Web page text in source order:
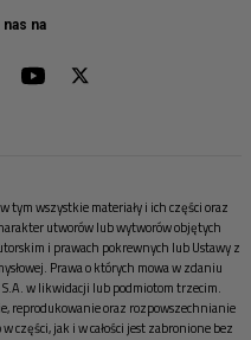
na
tym wszystkie materiały i ich części oraz
utworów lub wytworów objętych
i prawach pokrewnych lub Ustawy z
Prawa o których mowa w zdaniu
w likwidacji lub podmiotom trzecim.
reprodukowanie oraz rozpowszechnianie
części, jak i w całości jest zabronione bez